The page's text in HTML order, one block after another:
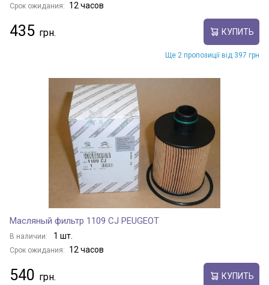
Срок ожидания: 12 часов
435 КУПИТЬ
Ще 2 пропозиції від 397 грн
Масляный фильтр 1109 CJ PEUGEOT
В наличии: 1 шт.
Срок ожидания: 12 часов
540 КУПИТЬ